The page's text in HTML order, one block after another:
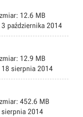
12.6 MB
3 października 2014
12.9 MB
18 sierpnia 2014
452.6 MB
sierpnia 2014